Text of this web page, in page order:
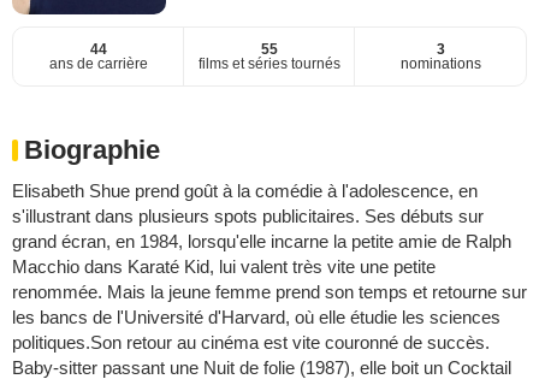
44
ans de carrière
55
films et séries tournés
3
nominations
Biographie
Elisabeth Shue prend goût à la comédie à l'adolescence, en
s'illustrant dans plusieurs spots publicitaires. Ses débuts sur
grand écran, en 1984, lorsqu'elle incarne la petite amie de Ralph
Macchio dans Karaté Kid, lui valent très vite une petite
renommée. Mais la jeune femme prend son temps et retourne sur
les bancs de l'Université d'Harvard, où elle étudie les sciences
politiques.Son retour au cinéma est vite couronné de succès.
Baby-sitter passant une Nuit de folie (1987), elle boit un Cocktail